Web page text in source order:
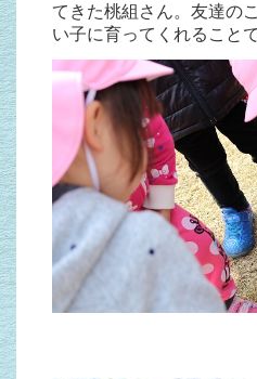
てきた桃組さん。友達の
い子に育ってくれること